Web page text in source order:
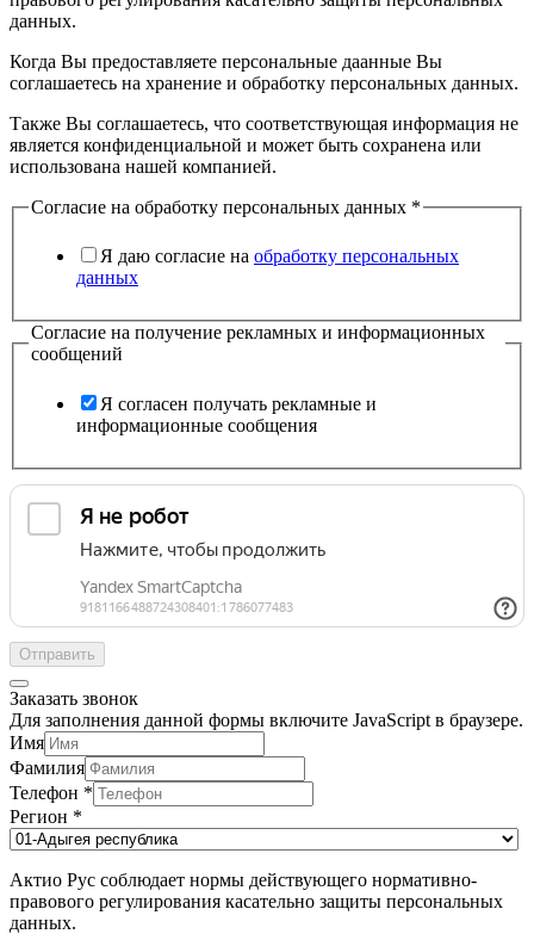
данных.
Когда Вы предоставляете персональные даанные Вы
соглашаетесь на хранение и обработку персональных данных.
Также Вы соглашаетесь, что соответствующая информация не
является конфиденциальной и может быть сохранена или
использована нашей компанией.
Согласие на обработку персональных данных *
Я даю согласие на обработку персональных
данных
Согласие на получение рекламных и информационных
сообщений
Я согласен получать рекламные и
информационные сообщения
Отправить
Заказать звонок
Для заполнения данной формы включите JavaScript в браузере.
Имя
Фамилия
Телефон *
Регион *
Актио Рус соблюдает нормы действующего нормативно-
правового регулирования касательно защиты персональных
данных.